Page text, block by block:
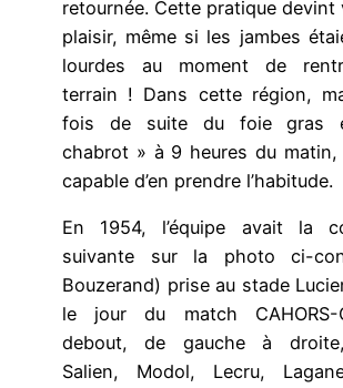
retournée. Cette pratique devint
plaisir, même si les jambes
lourdes au moment de
terrain ! Dans cette région,
fois de suite du foie gras
chabrot » à 9 heures du
capable d’en prendre l’habitude.
En 1954, l’équipe avait la
suivante sur la photo ci-
Bouzerand) prise au stade
le jour du match CAHORS-
debout, de gauche à
Salien, Modol, Lecru,